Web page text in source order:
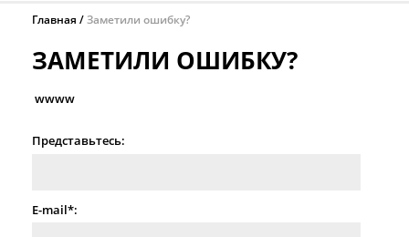
Главная Заметили ошибку?
ЗАМЕТИЛИ ОШИБКУ?
wwww
Представьтесь:
E-mail*: